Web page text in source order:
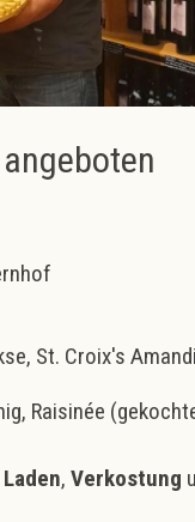
St. Croix's
Raisinée
, Verkostung